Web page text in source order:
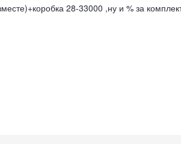
28-33000 ,ну и % за